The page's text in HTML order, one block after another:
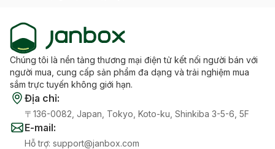
Chúng tôi là nền tảng thương mại điện tử kết nối người bán với
người mua, cung cấp sản phẩm đa dạng và trải nghiệm mua
sắm trực tuyến không giới hạn.
Địa chỉ:
〒136-0082, Japan, Tokyo, Koto-ku, Shinkiba 3-5-6, 5F
E-mail:
Hỗ trợ: support@janbox.com